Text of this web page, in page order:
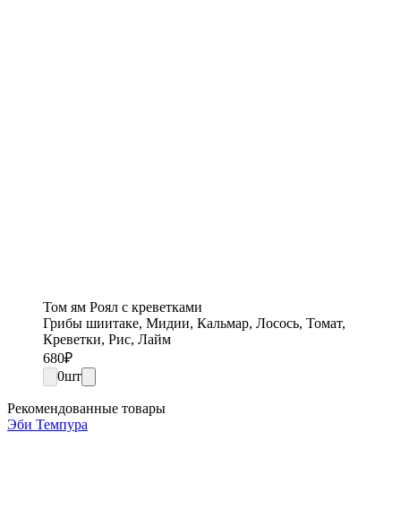
Том ям Роял с креветками
Грибы шиитаке, Мидии, Кальмар, Лосось, Томат,
Креветки, Рис, Лайм
680₽
0шт
Рекомендованные товары
Эби Темпура